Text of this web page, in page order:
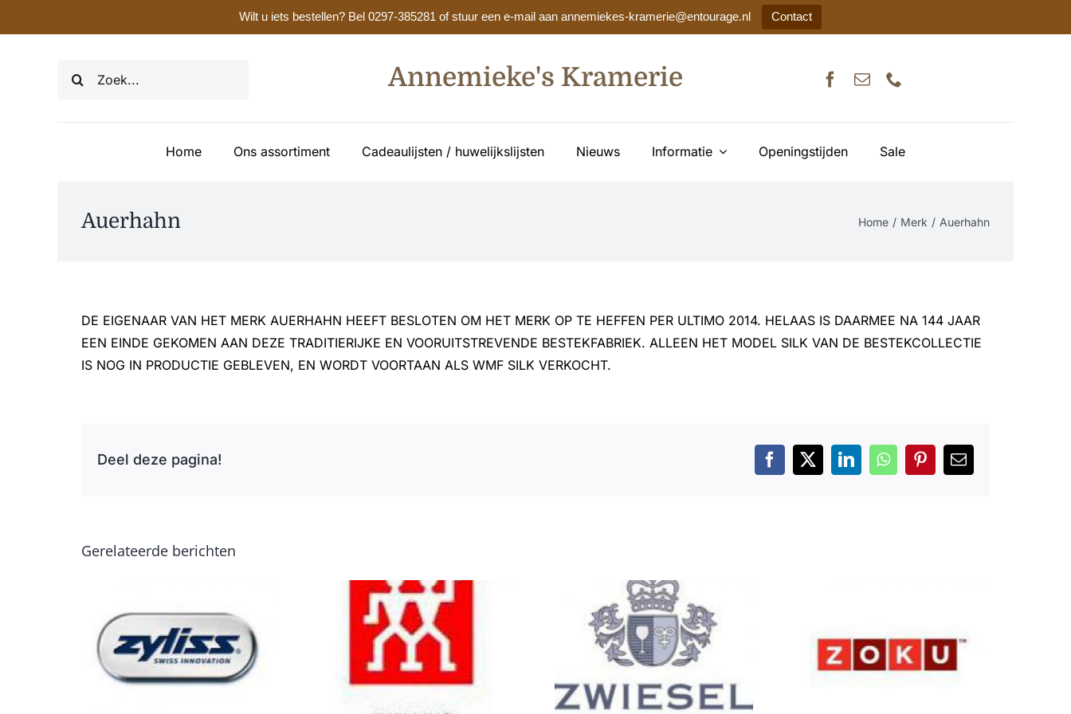
Wilt u iets bestellen? Bel 0297-385281 of stuur een e-mail aan annemiekes-kramerie@entourage.nl Contact
naar:
Annemieke's Kramerie
Home Ons assortiment Cadeaulijsten / huwelijkslijsten Nieuws Informatie Openingstijden Sale
Auerhahn Home Merk Auerhahn
DE EIGENAAR VAN HET MERK AUERHAHN HEEFT BESLOTEN OM HET MERK OP TE HEFFEN PER ULTIMO 2014. HELAAS IS DAARMEE NA 144 JAAR
EEN EINDE GEKOMEN AAN DEZE TRADITIERIJKE EN VOORUITSTREVENDE BESTEKFABRIEK. ALLEEN HET MODEL SILK VAN DE BESTEKCOLLECTIE
IS NOG IN PRODUCTIE GEBLEVEN, EN WORDT VOORTAAN ALS WMF SILK VERKOCHT.
Deel deze pagina! Facebook
X LinkedInWhatsAppPinterest
E-
Gerelateerde berichten